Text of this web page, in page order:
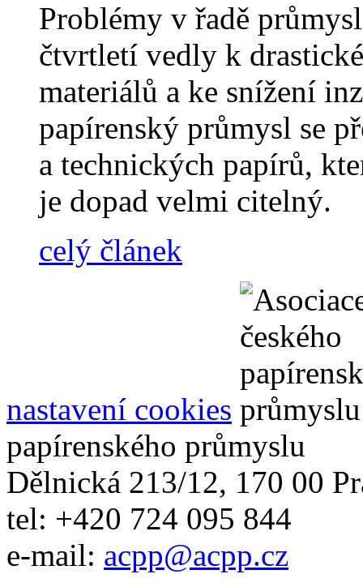
Problémy v řadě
čtvrtletí vedly k
materiálů a ke snížení
papírenský průmysl se
a technických papírů,
je dopad velmi citelný.
celý článek
nastavení cookies
papírenského průmyslu
Dělnická 213/12, 170 00
tel: +420 724 095 844
e-mail: acpp@acpp.cz